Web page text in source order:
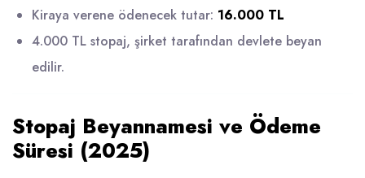
Kiraya verene ödenecek tutar: 16.000 TL
4.000 TL stopaj, şirket tarafından devlete beyan
edilir.
Stopaj Beyannamesi ve Ödeme
Süresi (2025)